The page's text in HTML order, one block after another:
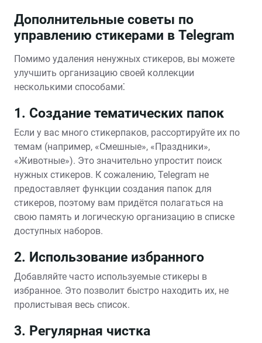
Дополнительные советы по
управлению стикерами в Telegram
Помимо удаления ненужных стикеров, вы можете
улучшить организацию своей коллекции
несколькими способами⁚
1. Создание тематических папок
Если у вас много стикерпаков, рассортируйте их по
темам (например, «Смешные», «Праздники»,
«Животные»). Это значительно упростит поиск
нужных стикеров. К сожалению, Telegram не
предоставляет функции создания папок для
стикеров, поэтому вам придётся полагаться на
свою память и логическую организацию в списке
доступных наборов.
2. Использование избранного
Добавляйте часто используемые стикеры в
избранное. Это позволит быстро находить их, не
пролистывая весь список.
3. Регулярная чистка